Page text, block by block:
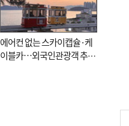
에어컨 없는 스카이캡슐·케
이블카…외국인관광객 추억